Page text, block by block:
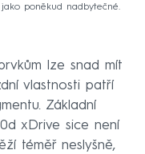
poněkud nadbytečné.
lze snad mít
vlastnosti patří
Základní
xDrive sice není
téměř neslyšně,